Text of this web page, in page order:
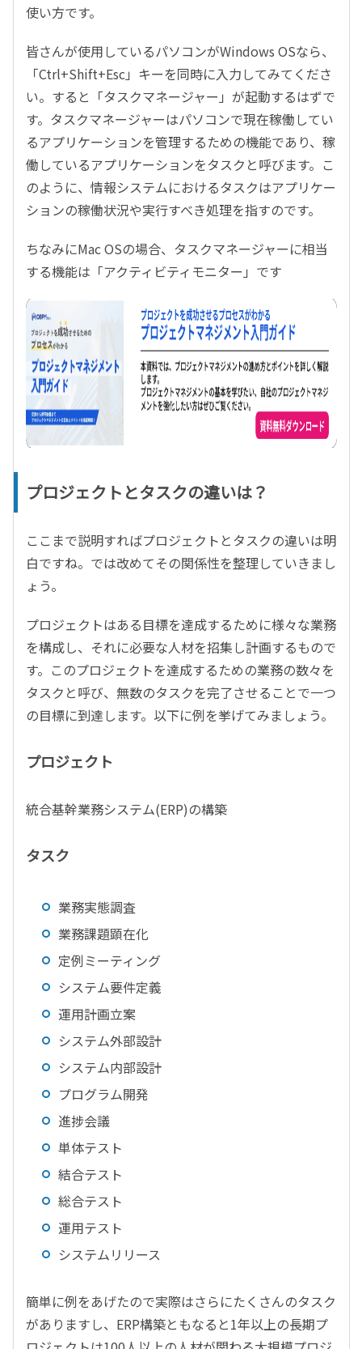
使い方です。
皆さんが使用しているパソコンがWindows OSなら、
「Ctrl+Shift+Esc」キーを同時に入力してみてくださ
い。すると「タスクマネージャー」が起動するはずで
す。タスクマネージャーはパソコンで現在稼働してい
るアプリケーションを管理するための機能であり、稼
働しているアプリケーションをタスクと呼びます。こ
のように、情報システムにおけるタスクはアプリケー
ションの稼働状況や実行すべき処理を指すのです。
ちなみにMac OSの場合、タスクマネージャーに相当
する機能は「アクティビティモニター」です
プロジェクトとタスクの違いは？
ここまで説明すればプロジェクトとタスクの違いは明
白ですね。では改めてその関係性を整理していきまし
ょう。
プロジェクトはある目標を達成するために様々な業務
を構成し、それに必要な人材を招集し計画するもので
す。このプロジェクトを達成するための業務の数々を
タスクと呼び、無数のタスクを完了させることで一つ
の目標に到達します。以下に例を挙げてみましょう。
プロジェクト
統合基幹業務システム(ERP)の構築
タスク
業務実態調査
業務課題顕在化
定例ミーティング
システム要件定義
運用計画立案
システム外部設計
システム内部設計
プログラム開発
進捗会議
単体テスト
結合テスト
総合テスト
運用テスト
システムリリース
簡単に例をあげたので実際はさらにたくさんのタスク
がありますし、ERP構築ともなると1年以上の長期プ